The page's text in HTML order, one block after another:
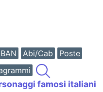
Abi/Cab
Poste
famosi italiani